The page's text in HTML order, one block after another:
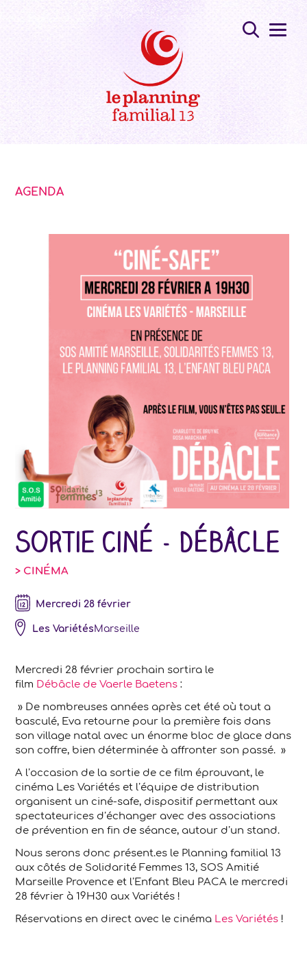
AGENDA
Sortie ciné - Débâcle
> CINÉMA
mercredi 28 février
Les Variétés Marseille
Mercredi 28 février prochain sortira le
film Débâcle de Vaerle Baetens :
» De nombreuses années après cet été où tout a
basculé, Eva retourne pour la première fois dans
son village natal avec un énorme bloc de glace dans
son coffre, bien déterminée à affronter son passé. »
A l’occasion de la sortie de ce film éprouvant, le
cinéma Les Variétés et l’équipe de distribution
organisent un ciné-safe, dispositif permettant aux
spectateurices d’échanger avec des associations
de prévention en fin de séance, autour d’un stand.
Nous serons donc présent.es le Planning familial 13
aux côtés de Solidarité Femmes 13, SOS Amitié
Marseille Provence et l’Enfant Bleu PACA le mercredi
28 février à 19H30 aux Variétés !
Réservations en direct avec le cinéma Les Variétés !